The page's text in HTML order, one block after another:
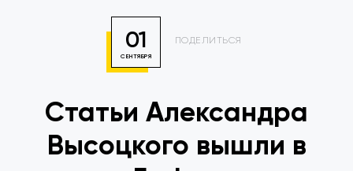
01
СЕНТЯБРЯ
ПОДЕЛИТЬСЯ
Статьи Александра
Высоцкого вышли в